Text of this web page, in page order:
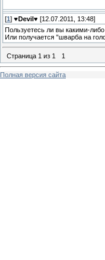
[1 ] ♥Devil♥ [12.07.2011, 13:48]
Пользуетесь ли вы какими-
Или получается "шварба на
Страница 1 из 1 1
Полная версия сайта